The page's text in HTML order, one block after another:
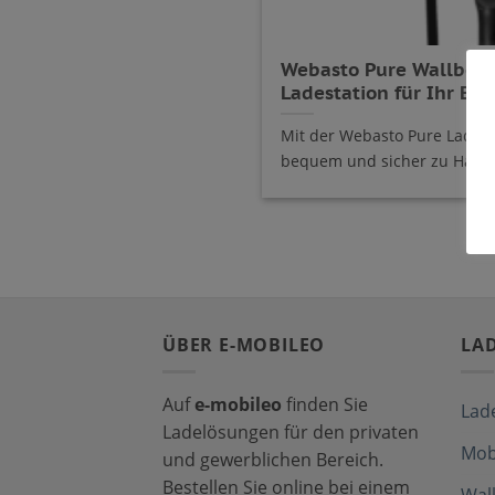
Webasto Pure
Ladestation für Ihr E-
Mit der Webasto Pure
bequem und sicher zu
ÜBER E-MOBILEO
Aufe-mobileo finden Sie
Ladelösungen für den privaten
und gewerblichen Bereich.
Bestellen Sie online bei einem